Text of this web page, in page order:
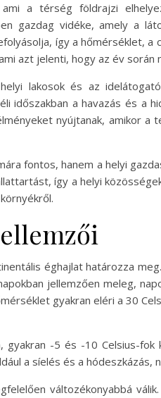
a térség földrajzi
gazdag vidéke, amely a
így a hőmérséklet,
azt jelenti, hogy az év
lakosok és az
időszakban a havazás és a
nyújtanak, amikor
fontos, hanem a helyi
így a helyi
éghajlat határozza
jellemzően meleg,
gyakran eléri a 30
gyakran -5 és -10 Celsius-
a síelés és a
változékonyabbá